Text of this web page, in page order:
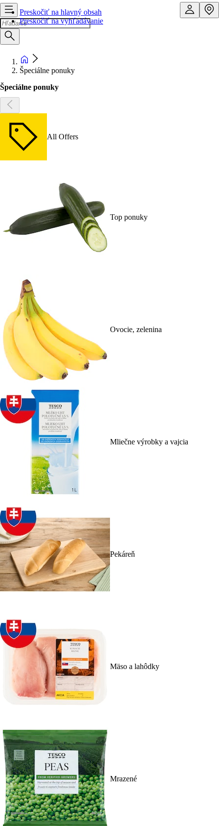
Preskočiť na hlavný obsah
Preskočiť na vyhľadávanie
Špeciálne ponuky
Špeciálne ponuky
All Offers
Top ponuky
Ovocie, zelenina
Mliečne výrobky a vajcia
Pekáreň
Mäso a lahôdky
Mrazené